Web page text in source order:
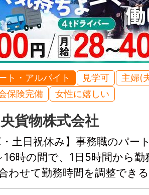
ト・アルバイト 見学可
主婦(
保険完備
女性に嬉しい
貨物株式会社
・土日祝休み】事務職のパー
16時の間で、1日5時間から
わせて勤務時間を調整でき
ExcelやWordへの基本入力